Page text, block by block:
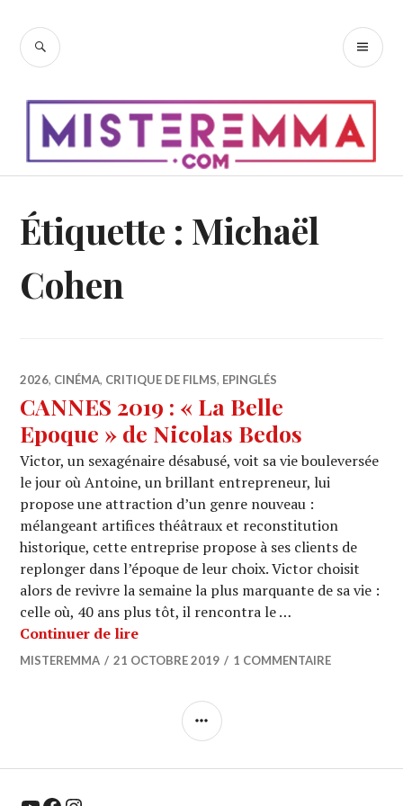
contenu
RECHERCHE
Étiquette : Michaël
Cohen
2026, CINÉMA, CRITIQUE DE FILMS, EPINGLÉS
CANNES 2019 : « La Belle
Epoque » de Nicolas Bedos
Victor, un sexagénaire désabusé, voit sa vie bouleversée
le jour où Antoine, un brillant entrepreneur, lui
propose une attraction d’un genre nouveau :
mélangeant artifices théâtraux et reconstitution
historique, cette entreprise propose à ses clients de
replonger dans l’époque de leur choix. Victor choisit
alors de revivre la semaine la plus marquante de sa vie :
celle où, 40 ans plus tôt, il rencontra le …
Continuer de lireCANNES 2019 : « La Belle Epoque »
MISTEREMMA 21 OCTOBRE 2019 1 COMMENTAIRE
COLONNE